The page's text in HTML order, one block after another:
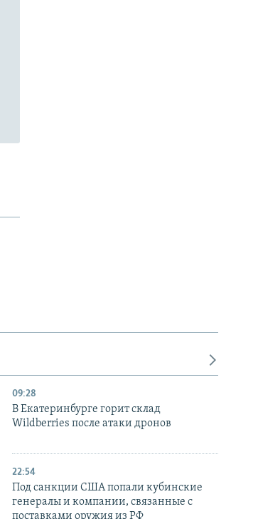
09:28
В Екатеринбурге горит склад
Wildberries после атаки дронов
22:54
Под санкции США попали кубинские
генералы и компании, связанные с
поставками оружия из РФ